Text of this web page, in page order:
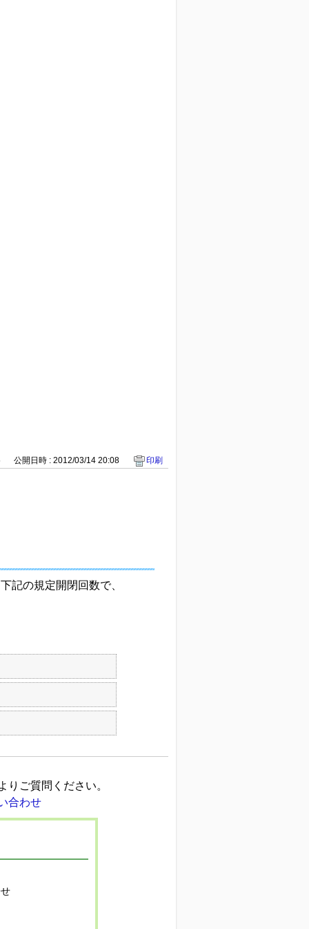
公開日時 : 2012/03/14 20:08 印刷
記の規定開閉回数で、
りご質問ください。